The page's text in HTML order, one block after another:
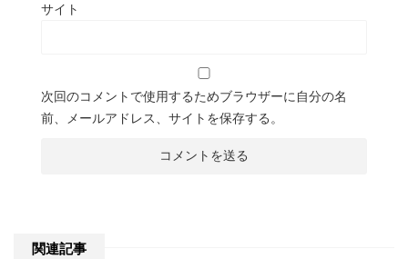
サイト
次回のコメントで使用するためブラウザーに自分の名
前、メールアドレス、サイトを保存する。
関連記事